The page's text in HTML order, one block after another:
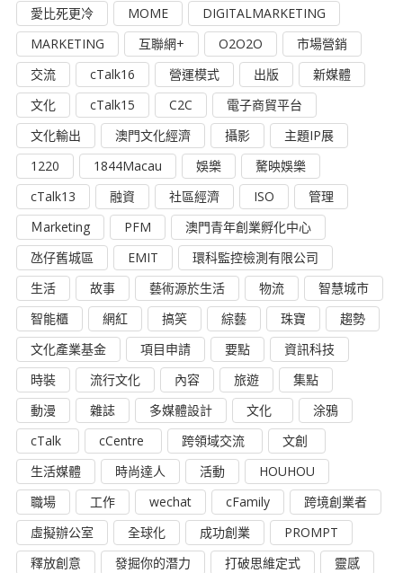
愛比死更冷
MOME
DIGITALMARKETING
MARKETING
互聯網+ O2O2O
市場營銷
交流
cTalk16 營運模式 出版
新媒體
文化
cTalk15 C2C
電子商貿平台
文化輸出
澳門文化經濟 攝影
主題IP展
1220
1844Macau 娛樂
驁映娛樂
cTalk13
融資 社區經濟 ISO
管理
Ｍarketing
PFM
澳門青年創業孵化中心
氹仔舊城區
EMIT
環科監控檢測有限公司
生活
故事 藝術源於生活 物流
智慧城市
智能櫃
網紅 搞笑 綜藝 珠寶
趨勢
文化產業基金
項目申請 要點
資訊科技
時裝
流行文化 內容 旅遊
集點
動漫
雜誌 多媒體設計 文化
涂鴉
cTalk
cCentre 跨領域交流
文創
生活媒體
時尚達人 活動
HOUHOU
職場
工作 wechat cFamily
跨境創業者
虛擬辦公室
全球化 成功創業
PROMPT
釋放創意
發掘你的潛力 打破思維定式
靈感